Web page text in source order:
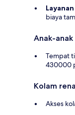
biaya
Anak-
Tempat
430000
Kolam
Akses